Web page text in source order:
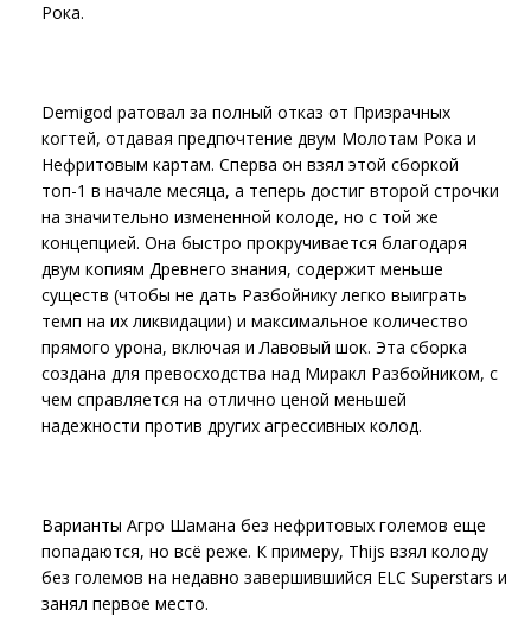
Рока.
Demigod ратовал за полный отказ от Призрачных
когтей, отдавая предпочтение двум Молотам Рока и
Нефритовым картам. Сперва он взял этой сборкой
топ-1 в начале месяца, а теперь достиг второй строчки
на значительно измененной колоде, но с той же
концепцией. Она быстро прокручивается благодаря
двум копиям Древнего знания, содержит меньше
существ (чтобы не дать Разбойнику легко выиграть
темп на их ликвидации) и максимальное количество
прямого урона, включая и Лавовый шок. Эта сборка
создана для превосходства над Миракл Разбойником, с
чем справляется на отлично ценой меньшей
надежности против других агрессивных колод.
Варианты Агро Шамана без нефритовых големов еще
попадаются, но всё реже. К примеру, Thijs взял колоду
без големов на недавно завершившийся ELC Superstars и
занял первое место.